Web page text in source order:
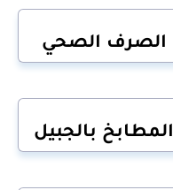
الصرف الصحي
المطابخ بالجبيل